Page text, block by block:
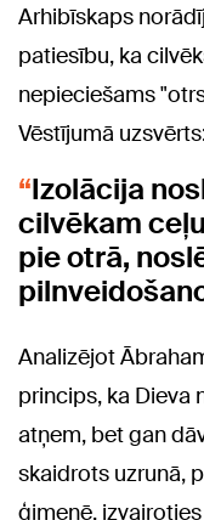
Arhibīskaps
patiesību, ka
nepieciešams
Vēstījumā
Izolācija
cilvēkam
pie otrā,
Analizējot
princips, ka Dieva
atņem, bet gan
skaidrots uzrunā,
ģimenē,